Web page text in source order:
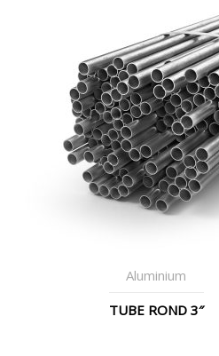
Aluminium
TUBE ROND 3″